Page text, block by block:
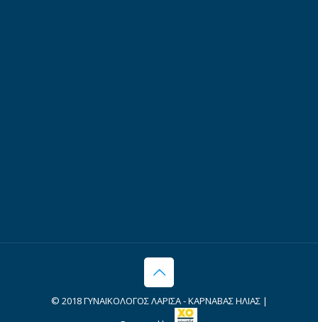
© 2018 ΓΥΝΑΙΚΟΛΟΓΟΣ ΛΑΡΙΣΑ - ΚΑΡΝΑΒΑΣ ΗΛΙΑΣ |